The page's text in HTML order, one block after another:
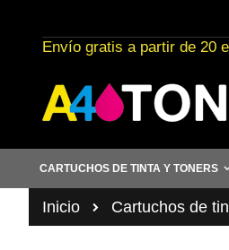
al
contenido
Envío gratis a partir de 20
CARTUCHOS DE TINTA Y TONERS
Inicio Cartuchos de